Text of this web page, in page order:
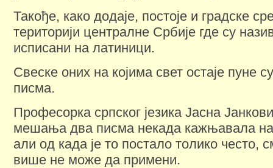
Такође, како додаје, постоје и градске
територији централне Србије где су
исписани на латиници.
Свеске оних на којима свет остаје пуне
писма.
Професорка српског језика Јасна
мешања два писма некада кажњавала
али од када је то постало толико често,
више не може да примени.